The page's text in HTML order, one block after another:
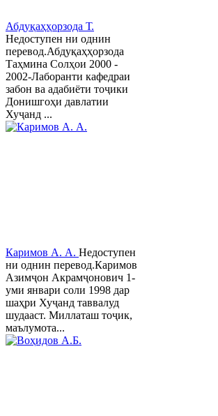
Абдуқаҳҳорзода Т.
Недоступен ни однин
перевод.Абдуқаҳҳорзода
Таҳмина Солҳои 2000 -
2002-Лаборанти кафедраи
забон ва адабиёти тоҷики
Донишгоҳи давлатии
Хуҷанд ...
Каримов А. А. Недоступен
ни однин перевод.Каримов
Азимҷон Акрамҷонович 1-
уми январи соли 1998 дар
шаҳри Хуҷанд таввалуд
шудааст. Миллаташ тоҷик,
маълумота...